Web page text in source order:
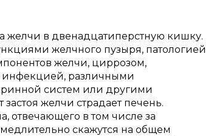
желчи в двенадцатиперстную кишку.
желчного пузыря, патологией
желчи, циррозом,
инфекцией, различными
систем или другими
желчи страдает печень.
отвечающего в том числе за
скажутся на общем